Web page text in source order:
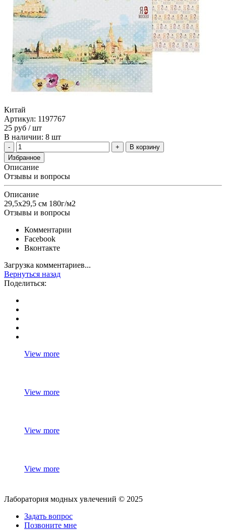
Китай
Артикул: 1197767
25 руб / шт
В наличии: 8 шт
В корзину
Избранное
Описание
Отзывы и вопросы
Описание
29,5х29,5 см 180г/м2
Отзывы и вопросы
Комментарии
Facebook
Вконтакте
Загрузка комментариев...
Вернуться назад
Поделиться:
View more
View more
View more
View more
Лаборатория модных увлечений © 2025
Задать вопрос
Позвоните мне